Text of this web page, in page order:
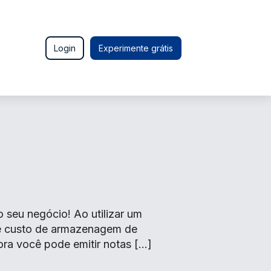
Login Experimente grátis
seu negócio! Ao utilizar um
de armazenagem de
você pode emitir notas […]